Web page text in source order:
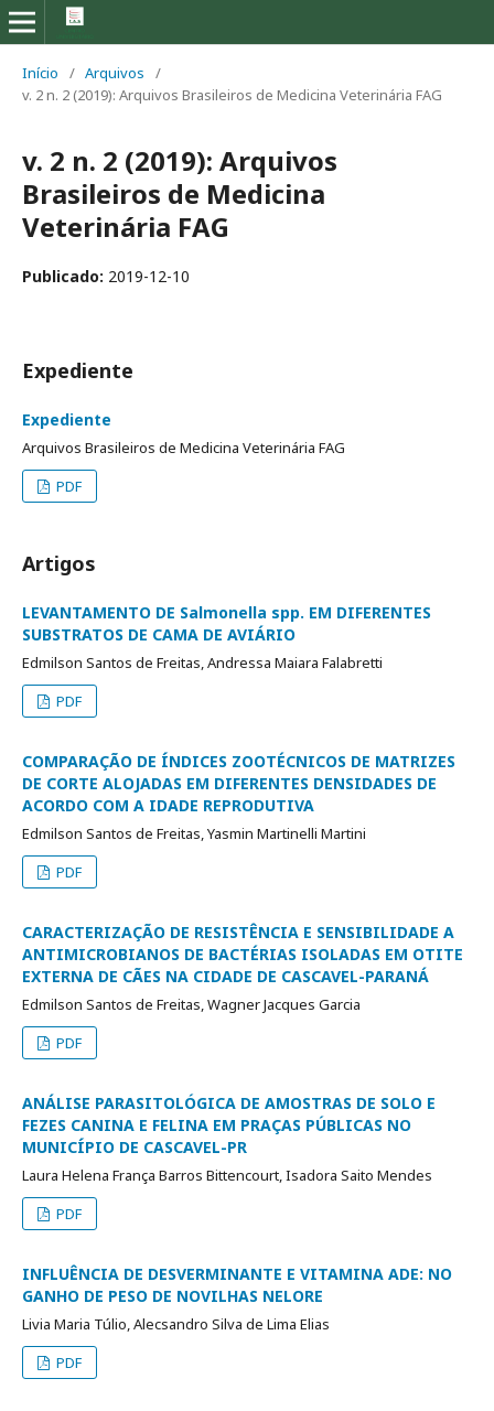
Início / Arquivos
/
v. 2 n. 2 (2019): Arquivos Brasileiros de Medicina Veterinária FAG
v. 2 n. 2 (2019): Arquivos
Brasileiros de Medicina
Veterinária FAG
Publicado: 2019-12-10
Expediente
Expediente
Arquivos Brasileiros de Medicina Veterinária FAG
PDF
Artigos
LEVANTAMENTO DE Salmonella spp. EM DIFERENTES
SUBSTRATOS DE CAMA DE AVIÁRIO
Edmilson Santos de Freitas, Andressa Maiara Falabretti
PDF
COMPARAÇÃO DE ÍNDICES ZOOTÉCNICOS DE MATRIZES
DE CORTE ALOJADAS EM DIFERENTES DENSIDADES DE
ACORDO COM A IDADE REPRODUTIVA
Edmilson Santos de Freitas, Yasmin Martinelli Martini
PDF
CARACTERIZAÇÃO DE RESISTÊNCIA E SENSIBILIDADE A
ANTIMICROBIANOS DE BACTÉRIAS ISOLADAS EM OTITE
EXTERNA DE CÃES NA CIDADE DE CASCAVEL-PARANÁ
Edmilson Santos de Freitas, Wagner Jacques Garcia
PDF
ANÁLISE PARASITOLÓGICA DE AMOSTRAS DE SOLO E
FEZES CANINA E FELINA EM PRAÇAS PÚBLICAS NO
MUNICÍPIO DE CASCAVEL-PR
Laura Helena França Barros Bittencourt, Isadora Saito Mendes
PDF
INFLUÊNCIA DE DESVERMINANTE E VITAMINA ADE: NO
GANHO DE PESO DE NOVILHAS NELORE
Livia Maria Túlio, Alecsandro Silva de Lima Elias
PDF